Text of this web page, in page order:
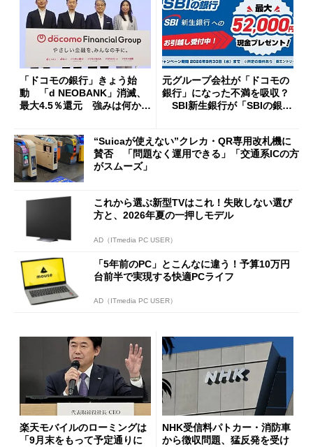
「ドコモの銀行」きょう始
動 「d NEOBANK」消滅、
最大4.5％還元 強みは何か解
元グループ会社が「ドコモの
銀行」になった不満を吸収？
SBI新生銀行が「SBIの銀
開催
“Suicaが使えない”クレカ・QR専用改札機に
賛否 「問題なく運用できる」「交通系ICの方
がスムーズ」
これから選ぶ新型TVはこれ！失敗しない選び
方と、2026年夏の一押しモデル
AD（ITmedia PC USER）
「5年前のPC」とこんなに違う！予算10万円
台前半で実現する快適PCライフ
AD（ITmedia PC USER）
楽天モバイルのローミングは
「9月末をもって予定通りに
NHK受信料パトカー・消防車
から徴収問題、猛反発を受け